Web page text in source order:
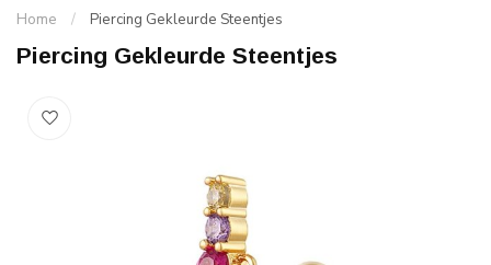
Home / Piercing Gekleurde Steentjes
Piercing Gekleurde Steentjes